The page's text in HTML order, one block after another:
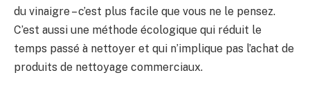
du vinaigre – c’est plus facile que vous ne le pensez.
C’est aussi une méthode écologique qui réduit le
temps passé à nettoyer et qui n’implique pas l’achat de
produits de nettoyage commerciaux.